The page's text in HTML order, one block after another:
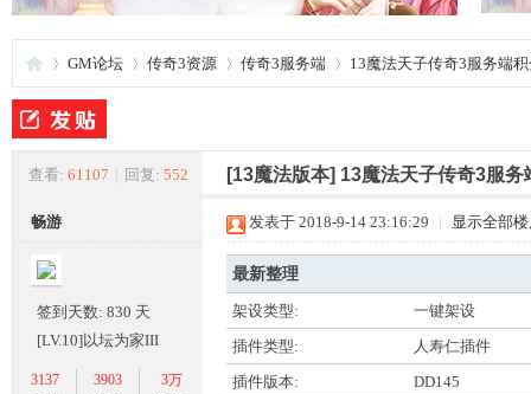
夜 »
GM论坛
›
传奇3资源 传奇3服务端
›
13魔法天子传奇3服务端
查看: 61107 | 回复: 552 [13魔法版本] 13魔法天子传奇3服
畅游
签到天数: 830 天
[LV.10]以坛为家III
3137
3903
3万
发表于 2018-9-14 23:16:29 | 显示全部
最新整理
架设类型:
一键架设
插件类型:
人寿仁插件
插件版本:
DD145